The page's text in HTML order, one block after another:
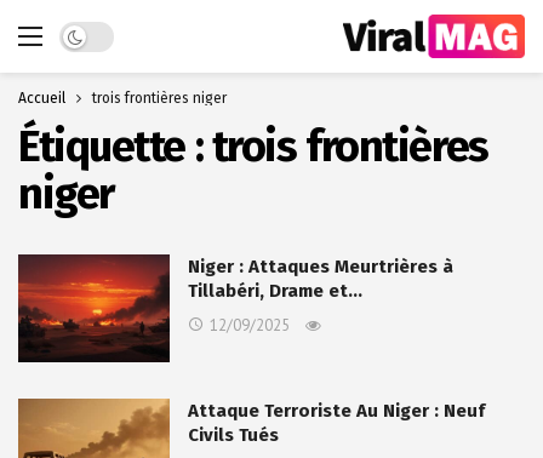
Dark mode
Accueil trois frontières niger
Étiquette :trois frontières
niger
Niger : Attaques Meurtrières à
Tillabéri, Drame et…
12/09/2025
Attaque Terroriste Au Niger : Neuf
Civils Tués